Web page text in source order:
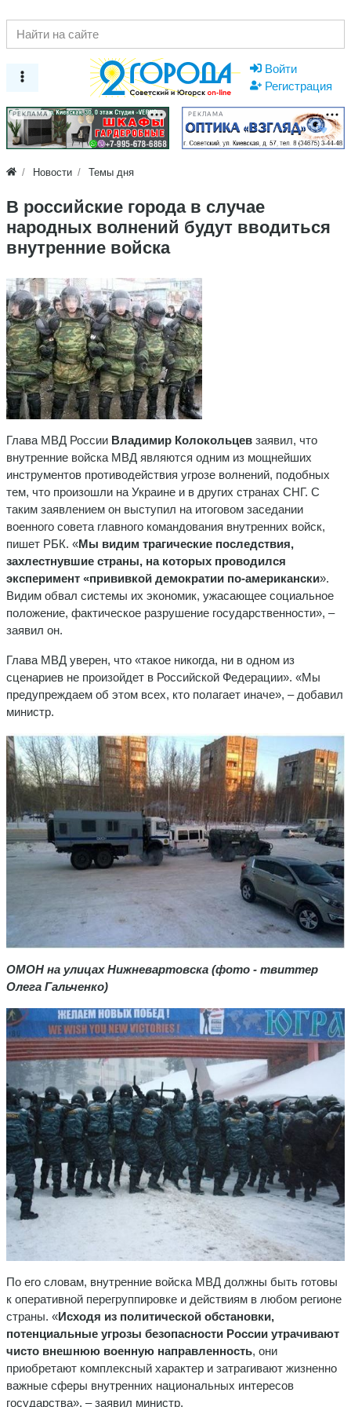
Войти
Регистрация
РЕКЛАМА РЕКЛАМА
Новости Темы дня
В российские города в случае
народных волнений будут вводиться
внутренние войска
Глава МВД России Владимир Колокольцев заявил, что
внутренние войска МВД являются одним из мощнейших
инструментов противодействия угрозе волнений, подобных
тем, что произошли на Украине и в других странах СНГ. С
таким заявлением он выступил на итоговом заседании
военного совета главного командования внутренних войск,
пишет РБК. «Мы видим трагические последствия,
захлестнувшие страны, на которых проводился
эксперимент «прививкой демократии по-американски».
Видим обвал системы их экономик, ужасающее социальное
положение, фактическое разрушение государственности», –
заявил он.
Глава МВД уверен, что «такое никогда, ни в одном из
сценариев не произойдет в Российской Федерации». «Мы
предупреждаем об этом всех, кто полагает иначе», – добавил
министр.
ОМОН на улицах Нижневартовска (фото - твиттер
Олега Гальченко)
По его словам, внутренние войска МВД должны быть готовы
к оперативной перегруппировке и действиям в любом регионе
страны. «Исходя из политической обстановки,
потенциальные угрозы безопасности России утрачивают
чисто внешнюю военную направленность, они
приобретают комплексный характер и затрагивают жизненно
важные сферы внутренних национальных интересов
государства», – заявил министр.